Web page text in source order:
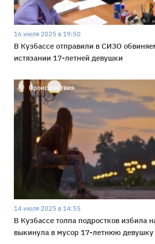
16 июля 2025 в 19:50
В Кузбассе отправили в СИЗО
истязании 17-летней девушки
Происшествия
14 июля 2025 в 14:55
В Кузбассе толпа подростков избила
выкинула в мусор 17-летнюю девушку